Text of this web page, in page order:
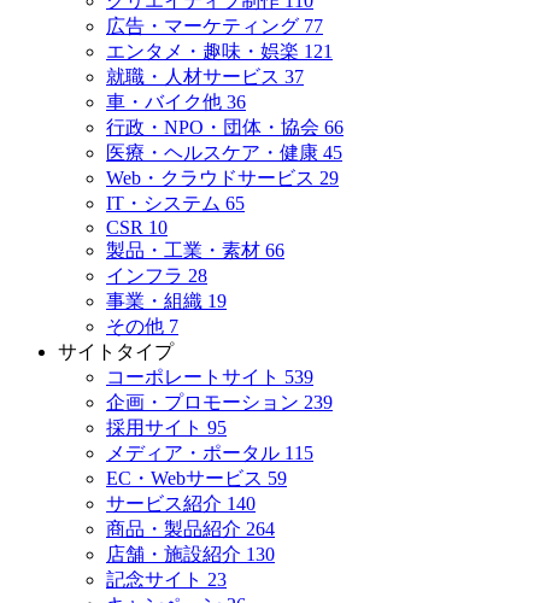
広告・マーケティング 77
エンタメ・趣味・娯楽 121
就職・人材サービス 37
車・バイク他 36
行政・NPO・団体・協会 66
医療・ヘルスケア・健康 45
Web・クラウドサービス 29
IT・システム 65
CSR 10
製品・工業・素材 66
インフラ 28
事業・組織 19
その他 7
サイトタイプ
コーポレートサイト 539
企画・プロモーション 239
採用サイト 95
メディア・ポータル 115
EC・Webサービス 59
サービス紹介 140
商品・製品紹介 264
店舗・施設紹介 130
記念サイト 23